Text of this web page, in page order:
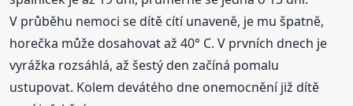
V průběhu nemoci se dítě cítí unaveně, je mu špatně,
horečka může dosahovat až 40° C. V prvních dnech je
vyrážka rozsáhlá, až šestý den začíná pomalu
ustupovat. Kolem devátého dne onemocnění již dítě